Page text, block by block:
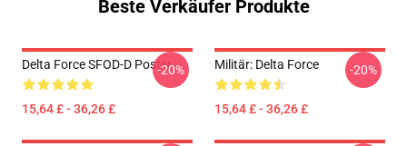
Beste Verkäufer Produkte
Delta Force SFOD-D Poster
15,64 £ - 36,26 £
-20% Militär: Delta Force
15,64 £ - 36,26 £
-20%